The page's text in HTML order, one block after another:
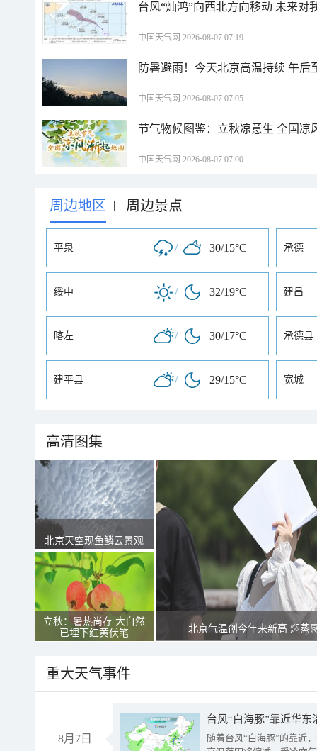
台风“灿鸿”向西北方向移动 未来对
中国天气网 2026-08-07 07:19
防暑避雨！今天北京高温持续 午
中国天气网 2026-08-07 07:05
节气物候图鉴：立秋凉意生 全国凉
中国天气网 2026-08-07 07:00
周边地区 | 周边景点
平泉 / 30/15°C 承德
绥中 / 32/19°C 建昌
喀左 / 30/17°C 承德县
建平县 / 29/15°C 宽城
高清图集
北京天空现鱼鳞云景观
立秋：暑热尚存 大自然
已埋下红黄伏笔
北京气温创今年来新高 焖蒸
重大天气事件
8月7日
台风“白海豚”靠近华
随着台风“白海豚”的靠近